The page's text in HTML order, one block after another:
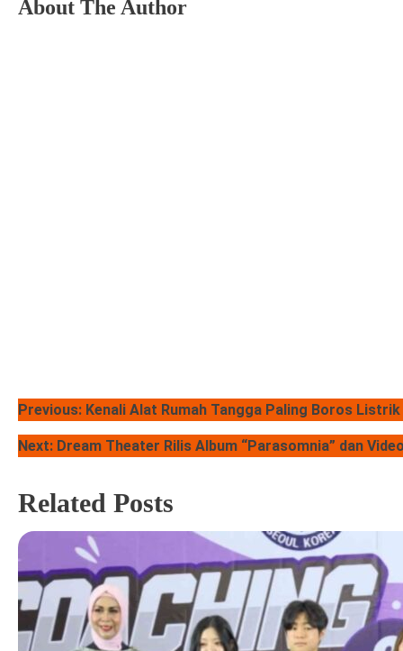
About The Author
N
a
i
g
a
s
Previous: Kenali Alat Rumah Tangga Paling Boros Listrik
Next: Dream Theater Rilis Album “Parasomnia” dan
Related Posts